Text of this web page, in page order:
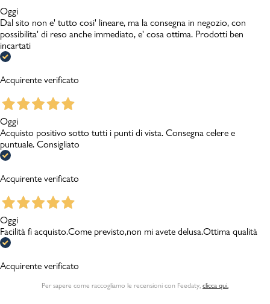
Oggi
Dal sito non e' tutto cosi' lineare, ma la consegna in negozio, con
possibilita' di reso anche immediato, e' cosa ottima. Prodotti ben
incartati
Acquirente verificato
Oggi
Acquisto positivo sotto tutti i punti di vista. Consegna celere e
puntuale. Consigliato
Acquirente verificato
Oggi
Facilità fi acquisto.Come previsto,non mi avete delusa.Ottima qualità
Acquirente verificato
Per sapere come raccogliamo le recensioni con Feedaty clicca qui.